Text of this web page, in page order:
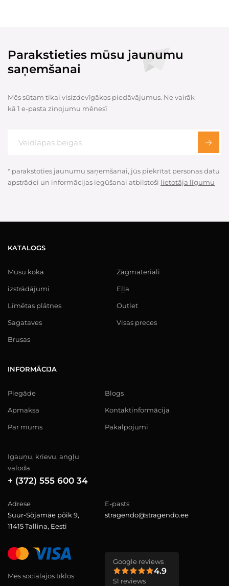
Parakstieties mūsu jaunumu
saņemšanai
Mēs sūtam tikai visizdevīgākos piedāvājumus. Ne vairāk
kā 1 e-pasta ziņojumu mēnesī
* parakstoties jaunumu saņemšanai, jūs piekrītat personas datu
apstrādei un informācijas iegūšanai atbilstoši lietotāja līgumu
KATALOGS
Mūsu koka
izstrādājumi
Līmētas plātnes
Sagataves
Brusas
Zāģmateriāli
Eļļa
Outlet
Visas preces
INFORMĀCIJA
Piegāde
Apmaksa
Par mums
Blogs
Kontaktinformācija
Pakalpojumi
Igauņu, krievu, angļu
valoda
+ (372) 555 600 34
Adrese
Suur-Sõjamäe põik 9,
11415 Tallina, Eesti
E-pasts
stragendo@stragendo.ee
Mēs sociālajos tīklos
Google reviews
4.9
51 reviews